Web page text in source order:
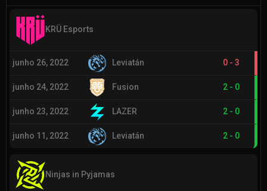
KRÜ Esports
junho 26, 2022 Leviatán 0 - 3
junho 24, 2022 Fusion 2 - 0
junho 23, 2022 LAZER 2 - 0
junho 11, 2022 Leviatán 2 - 0
Ninjas in Pyjamas